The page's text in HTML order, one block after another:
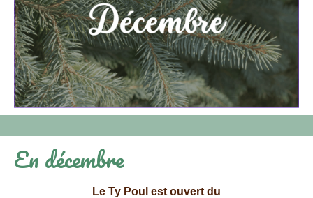
En décembre
Le Ty Poul est ouvert du